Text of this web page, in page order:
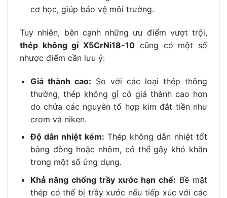
cơ học, giúp bảo vệ môi trường.
Tuy nhiên, bên cạnh những ưu điểm vượt trội,
thép không gỉ X5CrNi18-10 cũng có một số
nhược điểm cần lưu ý:
Giá thành cao: So với các loại thép thông
thường, thép không gỉ có giá thành cao hơn
do chứa các nguyên tố hợp kim đắt tiền như
crom và niken.
Độ dẫn nhiệt kém: Thép không dẫn nhiệt tốt
bằng đồng hoặc nhôm, có thể gây khó khăn
trong một số ứng dụng.
Khả năng chống trầy xước hạn chế: Bề mặt
thép có thể bị trầy xước nếu tiếp xúc với các